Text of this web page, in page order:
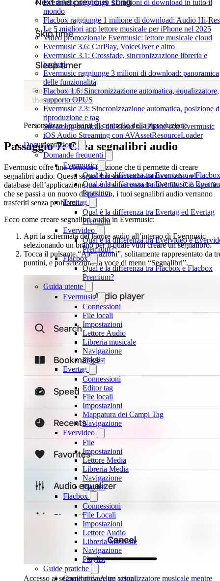
Evermusic raggiunge 11 milioni di download in tutto il
mondo
Flacbox raggiunge 1 milione di download: Audio Hi-Res
Le 5 migliori app lettore musicale per iPhone nel 2025
Video promozionale Evermusic: lettore musicale cloud
Evermusic 3.6: CarPlay, VoiceOver e altro
Evermusic 3.1: Crossfade, sincronizzazione libreria e
backup
Evermusic raggiunge 3 milioni di download: panoramica
delle funzionalità
Flacbox 1.6: Sincronizzazione automatica, equalizzatore,
supporto OPUS
Evermusic 2.3: Sincronizzazione automatica, posizione
riproduzione e tag
Streaming musicale dal cloud su iPhone con Evermusic
iOS Audio Streaming con AVAssetResourceLoader
Documentazione
Domande frequenti
Evermusic
Qual è la differenza tra Evermusic e Flacbox
Qual è la differenza tra Evermusic e
Premium
Evertag
Qual è la differenza tra Evertag ed Evertag
Premium
Evervideo
Qual è la differenza tra Evervideo e
Premium?
Flacbox
Qual è la differenza tra Flacbox e Flacbox
Premium?
Guida utente
Evermusic
Connessioni
File locali
Impostazioni
Lettore Audio
Libreria musicale
Navigazione
Playlist
Evertag
Connessioni
Editor tag
File locali
Impostazioni
Mappatura dei Campi Tag
Navigazione
Evervideo
File
Impostazioni
Lettore Media
Libreria Media
Navigazione
Playlist
Flacbox
Connessioni
File Locali
Impostazioni
Lettore Audio
Libreria Musicale
Navigazione
Playlist
Guide pratiche
Come attivare un visualizzatore musicale mentre
Personalizza i pulsanti di controllo della riproduzione
Passaggio 7: Crea segnalibri audio
Evermusic offre una comoda funzione che ti permette di creare
segnalibri audio. Questi segnalibri sono archiviati non solo nel
database dell’applicazione ma anche nei metadati del file. Ciò
che se passi a un nuovo dispositivo, i tuoi segnalibri audio verranno
trasferiti senza problemi.
Ecco come creare segnalibri audio in Evermusic:
Apri la schermata del lettore audio all’interno di Evermusic
selezionando un brano per il quale vuoi creare un segnalibro.
Tocca il pulsante “Altre azioni”, solitamente rappresentato da
puntini, e poi seleziona la voce di menu “Segnalibri”.
Accesso ai segnalibri da Altre azioni